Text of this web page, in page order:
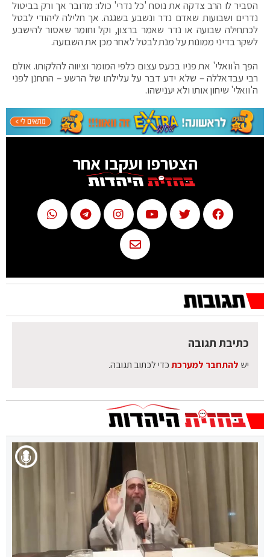
הסביר לו הרב צדקה את נוסח 'כל נדרי' כולו: מדובר אך ורק בביטול
נדרים ושבועות שאדם נדר ונשבע בשגגה. אך חלילה ליהודי לבטל
לכתחילה שבועה או נדר שאמר ברצון, וקל וחומר שאסור להישבע
לשקר בדיני ממונות על מנת לבטל לאחר מכן את השבועה.
הפך ה'וואלי' את פניו בכעס עצום כלפי המומר וציווה להלקותו. אולם
רבי עבדאללה – שלא ידע דבר על עלילתו של הרשע – התחנן לפני
ה'וואלי' שיחון אותו ולא יענישהו.
הצטרפו ועקבו אחר
כתיבת תגובה
יש להתחבר למערכתכדי לכתוב תגובה.